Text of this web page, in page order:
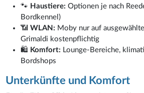
🐾 Haustiere: Optionen je nach
Bordkennel)
📶WLAN: Moby nur auf
Grimaldi kostenpflichtig
🛍️ Komfort: Lounge-Bereiche,
Bordshops
Unterkünfte und Komfort